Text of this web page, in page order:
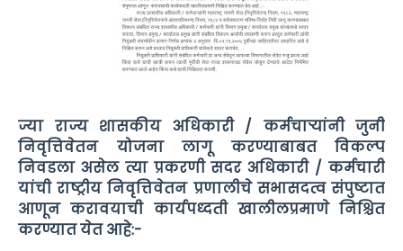
ज्या राज्य शासकीय अधिकारी / कर्मचाऱ्यांनी जुनी
निवृत्तिवेतन योजना लागू करण्याबाबत विकल्प
निवडला असेल त्या प्रकरणी सदर अधिकारी / कर्मचारी
यांची राष्ट्रीय निवृत्तिवेतन प्रणालीचे सभासदत्व संपुष्टात
आणून करावयाची कार्यपध्दती खालीलप्रमाणे निश्चित
करण्यात येत आहे:-